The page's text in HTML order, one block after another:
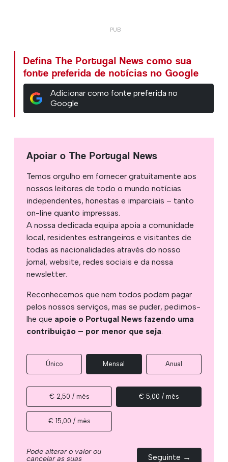
Defina The Portugal News como sua
fonte preferida de notícias no Google
Adicionar como fonte preferida no
Google
Apoiar o The Portugal News
Temos orgulho em fornecer gratuitamente aos
nossos leitores de todo o mundo notícias
independentes, honestas e imparciais – tanto
on-line quanto impressas.
A nossa dedicada equipa apoia a comunidade
local, residentes estrangeiros e visitantes de
todas as nacionalidades através do nosso
jornal, website, redes sociais e da nossa
newsletter.
Reconhecemos que nem todos podem pagar
pelos nossos serviços, mas se puder, pedimos-
lhe que apoie o Portugal News fazendo uma
contribuição – por menor que seja.
Único Mensal Anual
€ 2,50 / mês € 5,00 / mês
€ 15,00 / mês
Pode alterar o valor ou
cancelar as suas Seguinte →